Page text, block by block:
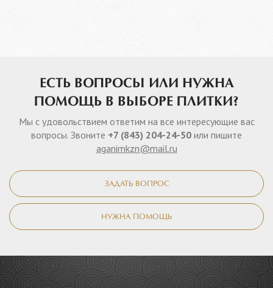
ЕСТЬ ВОПРОСЫ ИЛИ НУЖНА
ПОМОЩЬ В ВЫБОРЕ ПЛИТКИ?
Мы с удовольствием ответим на все интересующие вас
вопросы. Звоните +7 (843) 204-24-50 или пишите
aganimkzn@mail.ru
ЗАДАТЬ ВОПРОС
НУЖНА ПОМОЩЬ